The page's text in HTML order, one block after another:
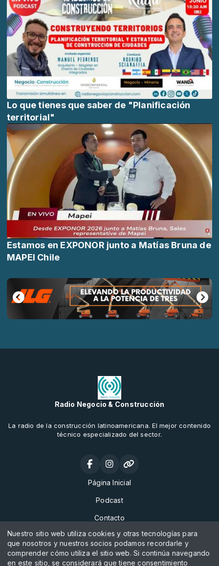
Lo que tienes que saber de "Planificación
territorial"
Estamos en EXPONOR junto a Matías Bruna de
MAPEI Chile
Radio Negocio & Construcción
La radio de la construcción latinoamericana. El mejor contenido
técnico especializado del sector.
Página Inicial
Podcast
Contacto
Pide tu canción
Descarga la revista
Nuestro sitio web utiliza cookies y otras tecnologías para
que nosotros y nuestros socios podamos recordarle y
comprender cómo utiliza el sitio web. Si continúa navegando
en este sitio, se considerará que tiene consentimiento